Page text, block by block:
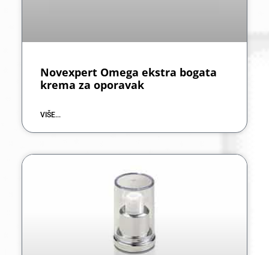
Novexpert Omega ekstra bogata
krema za oporavak
VIŠE...